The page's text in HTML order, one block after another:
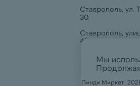
Ставрополь, ул.
30
Ставрополь,
478Б
Панда Маркет,
Мы